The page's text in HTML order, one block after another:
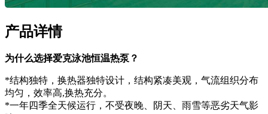
产品详情
为什么选择爱克泳池恒温热泵？
*结构独特，换热器独特设计，结构紧凑美观，气流组织分布
均匀，效率高,换热充分。
*一年四季全天候运行，不受夜晚、阴天、雨雪等恶劣天气影